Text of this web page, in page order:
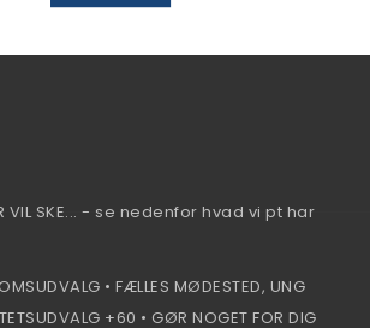
VIL SKE... - se nedenfor hvad vi pt har
• FÆLLES MØDESTED, UNG
+60 • GØR NOGET FOR DIG